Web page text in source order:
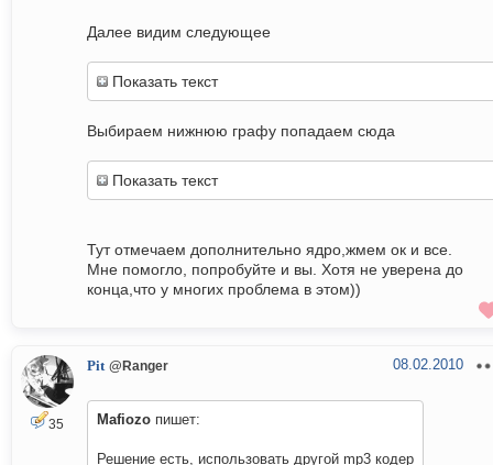
Далее видим следующее
Показать текст
Выбираем нижнюю графу попадаем сюда
Показать текст
Тут отмечаем дополнительно ядро,жмем ок и все.
Мне помогло, попробуйте и вы. Хотя не уверена до
конца,что у многих проблема в этом))
35
Pit @Ranger 08.02.2010
Mafiozo пишет:
Решение есть, использовать другой mp3 кодер